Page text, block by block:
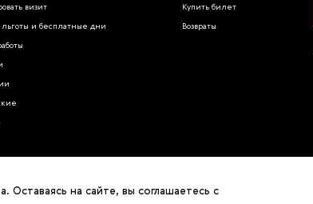
визит
и бесплатные дни
Купить билет
Возвраты
на сайте, вы соглашаетесь с